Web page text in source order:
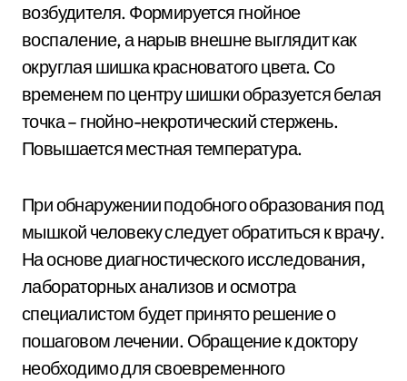
возбудителя. Формируется гнойное
воспаление, а нарыв внешне выглядит как
округлая шишка красноватого цвета. Со
временем по центру шишки образуется белая
точка – гнойно-некротический стержень.
Повышается местная температура.
При обнаружении подобного образования под
мышкой человеку следует обратиться к врачу.
На основе диагностического исследования,
лабораторных анализов и осмотра
специалистом будет принято решение о
пошаговом лечении. Обращение к доктору
необходимо для своевременного